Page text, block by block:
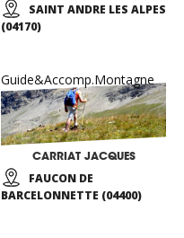
SAINT ANDRE LES ALPES
(04170)
Guide&Accomp.Montagne
CARRIAT JACQUES
FAUCON DE
BARCELONNETTE (04400)